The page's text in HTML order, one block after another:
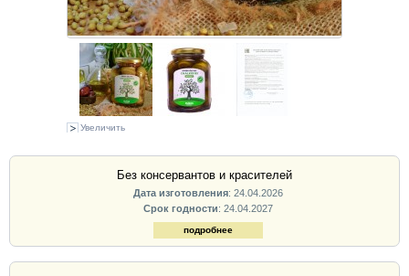
Увеличить
Без консервантов и красителей
Дата изготовления: 24.04.2026
Срок годности: 24.04.2027
подробнее